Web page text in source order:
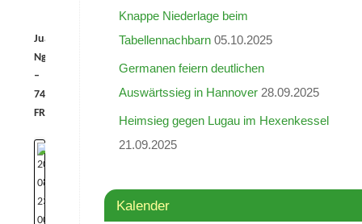
Juan
Nguyen
–
74kg
FR
Knappe Niederlage beim
Tabellennachbarn 05.10.2025
Germanen feiern deutlichen
Auswärtssieg in Hannover 28.09.2025
Heimsieg gegen Lugau im Hexenkessel
21.09.2025
Kalender